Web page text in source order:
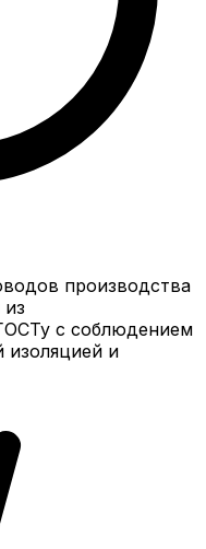
производства
с соблюдением
изоляцией и